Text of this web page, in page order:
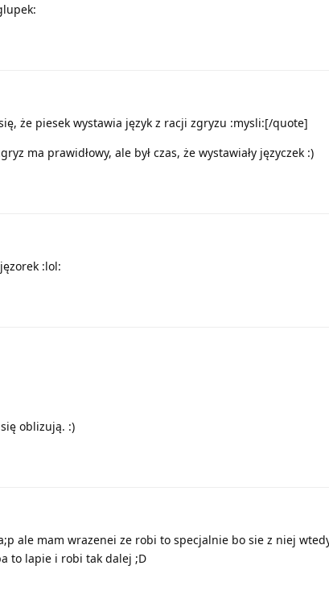
że piesek wystawia język z racji zgryzu :mysli:[/quote]
ma prawidłowy, ale był czas, że wystawiały języczek :)
:lol:
oblizują. :)
ale mam wrazenei ze robi to specjalnie bo sie z niej
to lapie i robi tak dalej ;D